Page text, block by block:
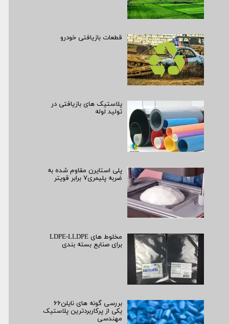
قطعات بازیافتی خودرو
پلاستیک های بازیافتی در
تولید لوله
پلی استایرن مقاوم شده به
ضربه پلیمری۷ برابر قویتر
مخلوط های LDPE-LLDPE
برای صنایع بسته بندی
بررسی گونه های نایلن۶۶
یکی از پرکاربردترین پلاستیک
مهندسی